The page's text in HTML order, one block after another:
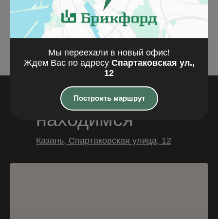
Подробнее
67,9
Подробнее
Где мы
находимся
Казань, Спартаковская улица, 12
Мы переехали в новый офис!
Ждем Вас по адресу Спартаковская ул.,
12
Построить маршрут